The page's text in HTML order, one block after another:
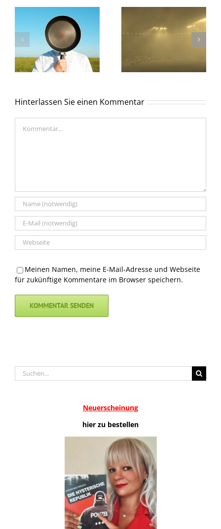
Hinterlassen Sie einen Kommentar
Meinen Namen, meine E-Mail-Adresse und Webseite
für zukünftige Kommentare im Browser speichern.
Suche
nach:
Neuerscheinung
hier zu bestellen